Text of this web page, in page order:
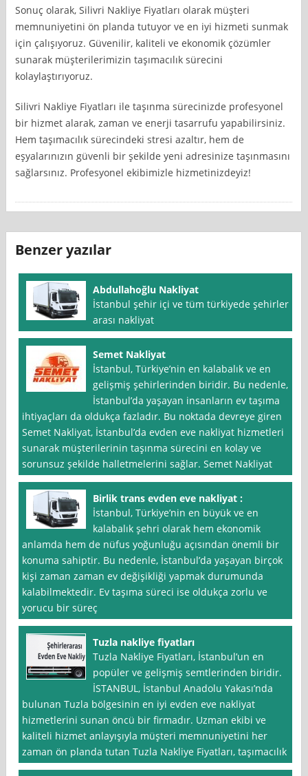
Sonuç olarak, Silivri Nakliye Fiyatları olarak müşteri
memnuniyetini ön planda tutuyor ve en iyi hizmeti sunmak
için çalışıyoruz. Güvenilir, kaliteli ve ekonomik çözümler
sunarak müşterilerimizin taşımacılık sürecini
kolaylaştırıyoruz.
Silivri Nakliye Fiyatları ile taşınma sürecinizde profesyonel
bir hizmet alarak, zaman ve enerji tasarrufu yapabilirsiniz.
Hem taşımacılık sürecindeki stresi azaltır, hem de
eşyalarınızın güvenli bir şekilde yeni adresinize taşınmasını
sağlarsınız. Profesyonel ekibimizle hizmetinizdeyiz!
Benzer yazılar
Abdullahoğlu Nakliyat
İstanbul şehir içi ve tüm türkiyede şehirler
arası nakliyat
Semet Nakliyat
İstanbul, Türkiye’nin en kalabalık ve en
gelişmiş şehirlerinden biridir. Bu nedenle,
İstanbul’da yaşayan insanların ev taşıma
ihtiyaçları da oldukça fazladır. Bu noktada devreye giren
Semet Nakliyat, İstanbul’da evden eve nakliyat hizmetleri
sunarak müşterilerinin taşınma sürecini en kolay ve
sorunsuz şekilde halletmelerini sağlar. Semet Nakliyat
Birlik trans evden eve nakliyat :
İstanbul, Türkiye’nin en büyük ve en
kalabalık şehri olarak hem ekonomik
anlamda hem de nüfus yoğunluğu açısından önemli bir
konuma sahiptir. Bu nedenle, İstanbul’da yaşayan birçok
kişi zaman zaman ev değişikliği yapmak durumunda
kalabilmektedir. Ev taşıma süreci ise oldukça zorlu ve
yorucu bir süreç
Tuzla nakliye fiyatları
Tuzla Nakliye Fiyatları, İstanbul’un en
popüler ve gelişmiş semtlerinden biridir.
İSTANBUL, İstanbul Anadolu Yakası’nda
bulunan Tuzla bölgesinin en iyi evden eve nakliyat
hizmetlerini sunan öncü bir firmadır. Uzman ekibi ve
kaliteli hizmet anlayışıyla müşteri memnuniyetini her
zaman ön planda tutan Tuzla Nakliye Fiyatları, taşımacılık